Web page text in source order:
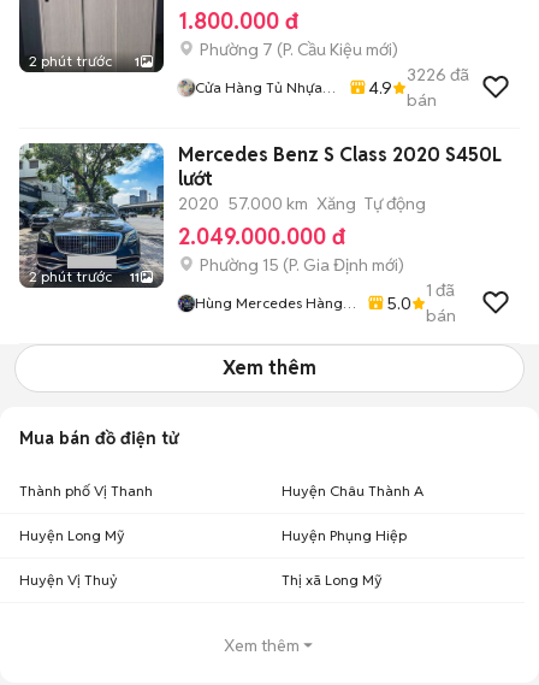
2 phút trước 1
1.800.000 đ
Phường 7 (P. Cầu Kiệu mới)
Cửa Hàng Tủ Nhựa
4.9
3226 đã
bán
2 phút trước 11
Mercedes Benz S Class 2020 S450L
lướt
2020 57.000 km Xăng Tự động
2.049.000.000 đ
Phường 15 (P. Gia Định mới)
Hùng Mercedes Hàng
5.0
1 đã
bán
Xem thêm
Mua bán đồ điện tử
Thành phố Vị Thanh Huyện Châu Thành A
Huyện Long Mỹ Huyện Phụng Hiệp
Huyện Vị Thuỷ Thị xã Long Mỹ
Xem thêm